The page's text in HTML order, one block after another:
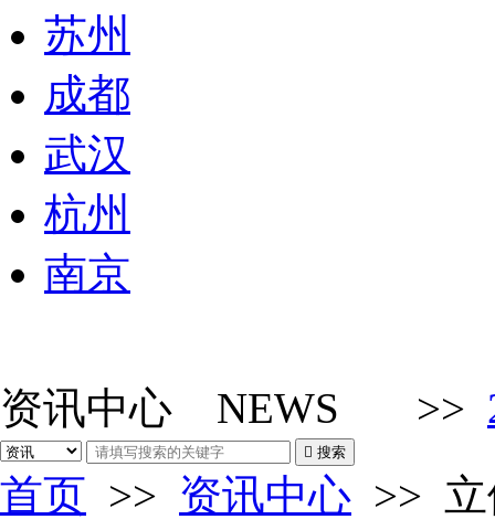
苏州
成都
武汉
杭州
南京
资讯中心 NEWS >>
 搜索
首页 >> 资讯中心 >>